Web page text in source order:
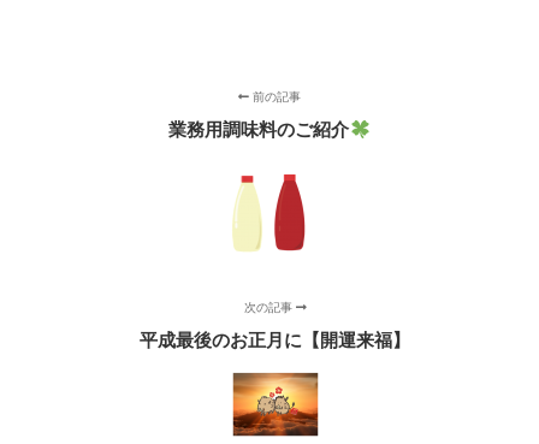
前の記事
業務用調味料のご紹介
次の記事
平成最後のお正月に【開運来福】